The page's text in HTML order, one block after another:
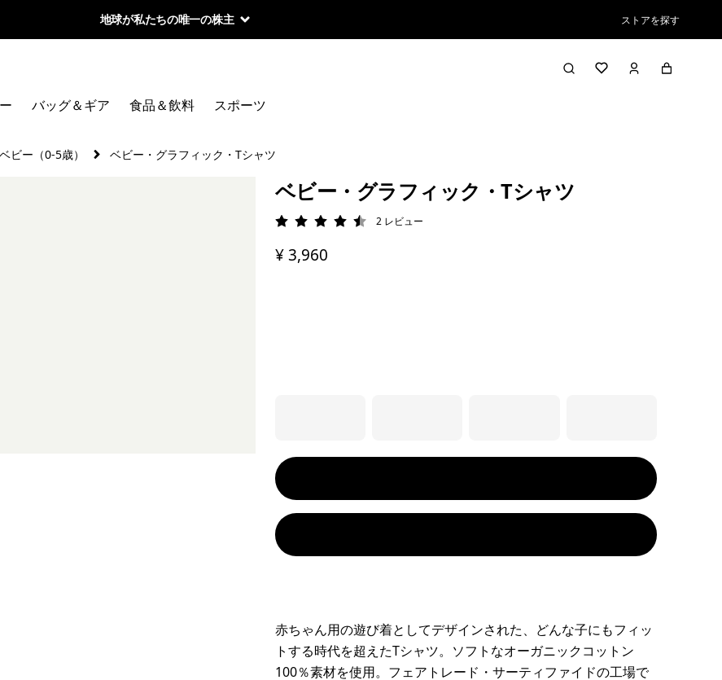
地球が私たちの唯一の株主 ストアを探す
バッグ＆ギア 食品＆飲料 スポーツ
ベビー（0-5歳） ベビー・グラフィック・Tシャツ
ベビー・グラフィック・Tシャツ
評価: 4.5 / 5
2 レビュー
¥ 3,960
赤ちゃん用の遊び着としてデザインされた、どんな子にもフィッ
トする時代を超えたTシャツ。ソフトなオーガニックコットン
100％素材を使用。フェアトレード・サーティファイドの工場で